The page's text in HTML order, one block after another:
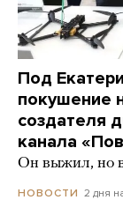
Под
покушение
создателя
канала
Он выжил, но
НОВОСТИ 2 дня